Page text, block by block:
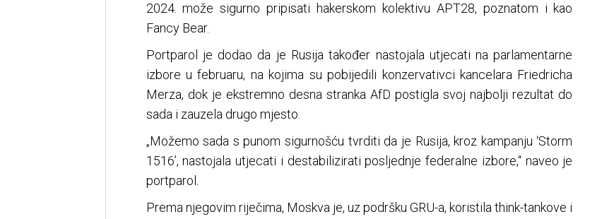
2024. može sigurno pripisati hakerskom kolektivu APT28, poznatom i kao
Fancy Bear.
Portparol je dodao da je Rusija također nastojala utjecati na parlamentarne
izbore u februaru, na kojima su pobijedili konzervativci kancelara Friedricha
Merza, dok je ekstremno desna stranka AfD postigla svoj najbolji rezultat do
sada i zauzela drugo mjesto.
„Možemo sada s punom sigurnošću tvrditi da je Rusija, kroz kampanju ‘Storm
1516’, nastojala utjecati i destabilizirati posljednje federalne izbore,“ naveo je
portparol.
Prema njegovim riječima, Moskva je, uz podršku GRU-a, koristila think-tankove i